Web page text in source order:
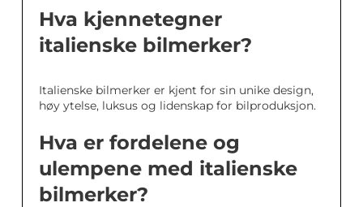
Hva kjennetegner
italienske bilmerker?
Italienske bilmerker er kjent for sin unike design,
høy ytelse, luksus og lidenskap for bilproduksjon.
Hva er fordelene og
ulempene med italienske
bilmerker?